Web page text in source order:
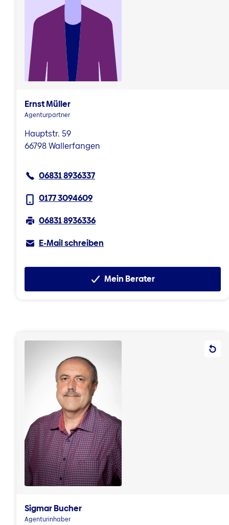
Ernst Müller
Agenturpartner
Hauptstr. 59
66798 Wallerfangen
06831 8936337
0177 3094609
06831 8936336
E-Mail schreiben
Mein Berater
Sigmar Bucher
Agenturinhaber